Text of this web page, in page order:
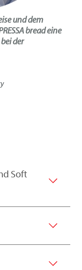
und dem
bread eine
der
Soft